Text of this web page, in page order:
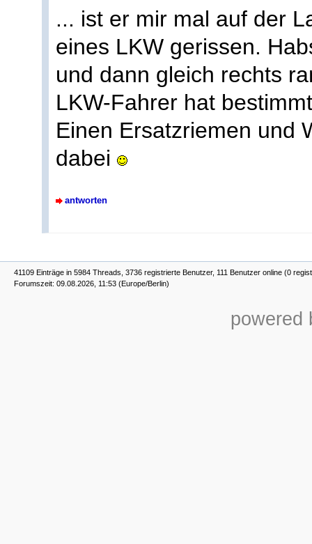
... ist er mir mal auf der
eines LKW gerissen.
und dann gleich rechts
LKW-Fahrer hat
Einen Ersatzriemen und
dabei
antworten
41109 Einträge in 5984 Threads, 3736 registrierte Benutzer, 111 Benutzer online (0
Forumszeit: 09.08.2026, 11:53 (Europe/Berlin)
powered